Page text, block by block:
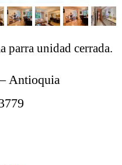
parra unidad cerrada.
Antioquia